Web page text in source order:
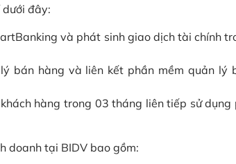
đây:
và phát sinh giao dịch tài chính
bán hàng và liên kết phần mềm quản lý
hàng trong 03 tháng liên tiếp sử
doanh tại BIDV bao gồm: